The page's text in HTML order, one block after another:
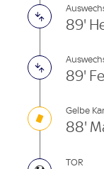
89'
89'
Gelbe
88'
TOR